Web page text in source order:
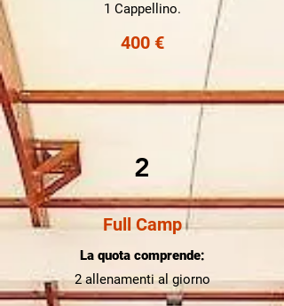
1 Cappellino.
400 €
2
Full Camp
La quota comprende:
2 allenamenti al giorno